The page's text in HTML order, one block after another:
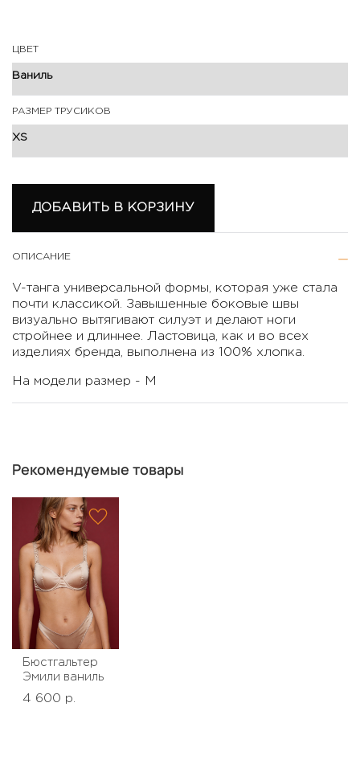
ДОБАВИТЬ В КОРЗИНУ
ЦВЕТ
РАЗМЕР ТРУСИКОВ
ОПИСАНИЕ
V-танга универсальной формы, которая уже стала
почти классикой. Завышенные боковые швы
визуально вытягивают силуэт и делают ноги
стройнее и длиннее. Ластовица, как и во всех
изделиях бренда, выполнена из 100% хлопка.
На модели размер - М
Рекомендуемые товары
Бюстгальтер
Эмили ваниль
4 600 р.